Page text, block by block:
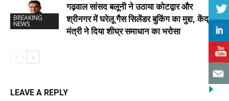
BREAKING
NEWS
गढ़वाल सांसद बलूनी ने उठाया कोटद्वार और
श्रीनगर में घरेलू गैस सिलेंडर बुकिंग का मुद्दा, केंद्रीय
मंत्री ने दिया शीघ्र समाधान का भरोसा
LEAVE A REPLY